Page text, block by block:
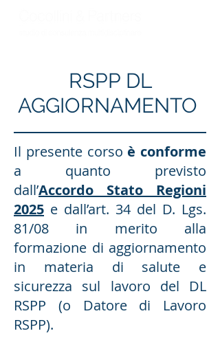
RSPP DL
AGGIORNAMENTO
Il presente corso è conforme
a quanto previsto
dall’Accordo Stato Regioni
2025 e dall’art. 34 del D. Lgs.
81/08 in merito alla
formazione di aggiornamento
in materia di salute e
sicurezza sul lavoro del DL
RSPP (o Datore di Lavoro
RSPP).